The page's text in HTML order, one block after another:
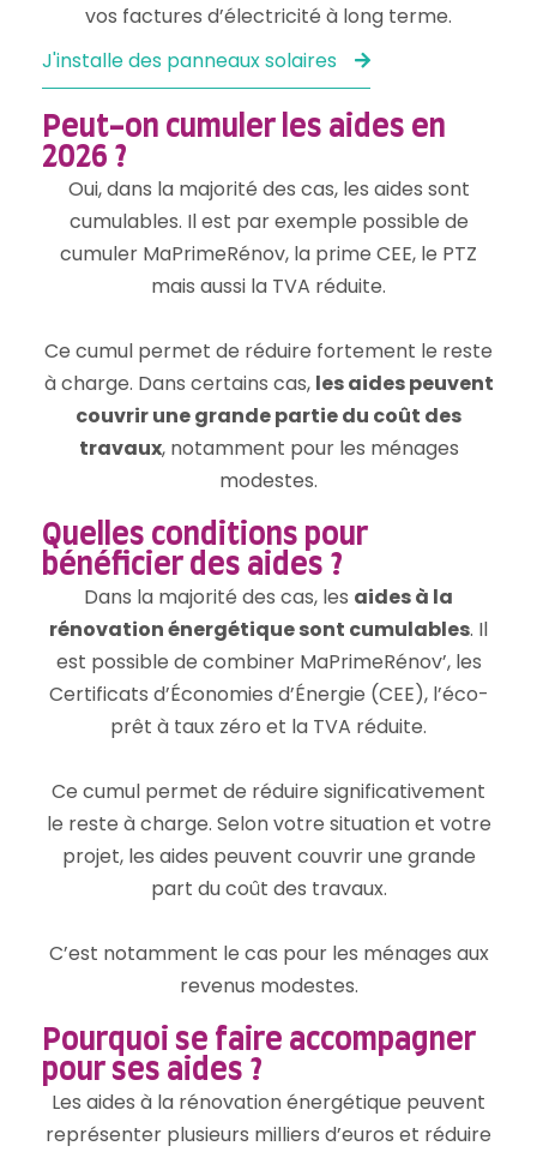
vos factures d’électricité à long terme.
J'installe des panneaux solaires
Peut-on cumuler les aides en
2026 ?
Oui, dans la majorité des cas, les aides sont
cumulables. Il est par exemple possible de
cumuler MaPrimeRénov, la prime CEE, le PTZ
mais aussi la TVA réduite.
Ce cumul permet de réduire fortement le reste
à charge. Dans certains cas, les aides peuvent
couvrir une grande partie du coût des
travaux, notamment pour les ménages
modestes.
Quelles conditions pour
bénéficier des aides ?
Dans la majorité des cas, les aides à la
rénovation énergétique sont cumulables. Il
est possible de combiner MaPrimeRénov’, les
Certificats d’Économies d’Énergie (CEE), l’éco-
prêt à taux zéro et la TVA réduite.
Ce cumul permet de réduire significativement
le reste à charge. Selon votre situation et votre
projet, les aides peuvent couvrir une grande
part du coût des travaux.
C’est notamment le cas pour les ménages aux
revenus modestes.
Pourquoi se faire accompagner
pour ses aides ?
Les aides à la rénovation énergétique peuvent
représenter plusieurs milliers d’euros et réduire